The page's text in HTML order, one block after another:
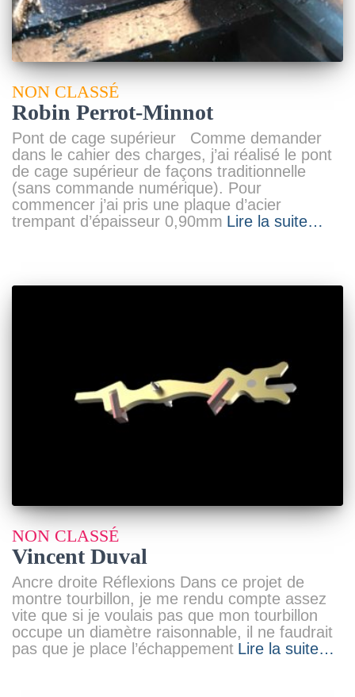
NON CLASSÉ
Robin Perrot-Minnot
Pont de cage supérieur Comme demander
dans le cahier des charges, j’ai réalisé le pont
de cage supérieur de façons traditionnelle
(sans commande numérique). Pour
commencer j’ai pris une plaque d’acier
trempant d’épaisseur 0,90mm Lire la suite…
NON CLASSÉ
Vincent Duval
Ancre droite Réflexions Dans ce projet de
montre tourbillon, je me rendu compte assez
vite que si je voulais pas que mon tourbillon
occupe un diamètre raisonnable, il ne faudrait
pas que je place l’échappement Lire la suite…